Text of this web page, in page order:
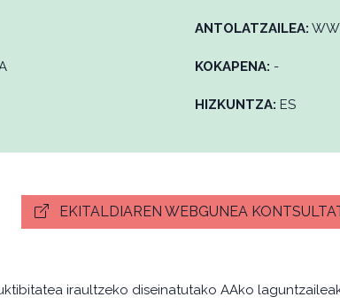
ANTOLATZAILEA:
KOKAPENA: -
HIZKUNTZA: ES
EKITALDIAREN WEBGUNEA
iraultzeko diseinatutako AAko